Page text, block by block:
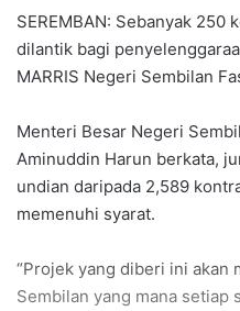
SEREMBAN: Sebanyak 250
dilantik bagi
MARRIS Negeri Sembilan
Menteri Besar Negeri
Aminuddin Harun berkata,
undian daripada 2,589
memenuhi syarat.
“Projek yang diberi ini akan
Sembilan yang mana setiap